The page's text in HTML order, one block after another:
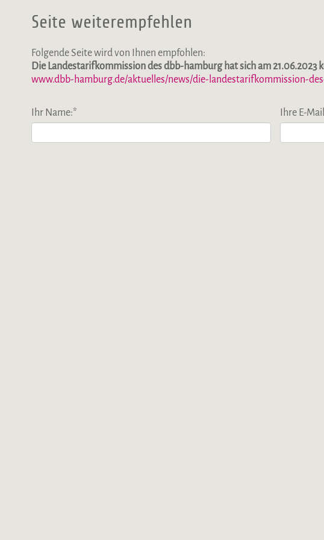
Seite weiterempfehlen
Folgende Seite wird von Ihnen empfohlen:
Die Landestarifkommission des dbb-hamburg hat sich am 21.06.2023
www.dbb-hamburg.de/aktuelles/news/die-landestarifkommission-
Ihr Name:* Ihre E-